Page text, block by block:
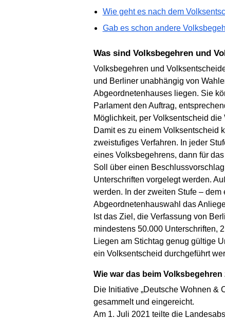
Wie geht es nach dem
Gab es schon andere
Was sind Volksbegehren und
Volksbegehren und
und Berliner unabhängig von
Abgeordnetenhauses liegen. Sie
Parlament den Auftrag,
Möglichkeit, per Volksentscheid
Damit es zu einem Volksentscheid
zweistufiges Verfahren. In jeder
eines Volksbegehrens, dann für
Soll über einen
Unterschriften vorgelegt werden.
werden. In der zweiten Stufe –
Abgeordnetenhauswahl das
Ist das Ziel, die Verfassung von
mindestens 50.000 Unterschriften,
Liegen am Stichtag genug gültige
ein Volksentscheid durchgeführt
Wie war das beim
Die Initiative „Deutsche Wohnen &
gesammelt und eingereicht.
Am 1. Juli 2021 teilte die